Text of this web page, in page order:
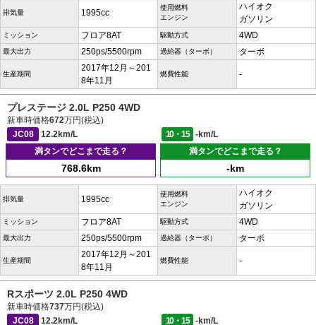
排気量 1995cc
使用燃料
エンジン
ハイオク
ガソリン
ミッション フロア8AT 駆動方式 4WD
最大出力 250ps/5500rpm 過給器（ターボ） ターボ
生産期間
2017年12月～201
8年11月
燃費性能 -
プレステージ 2.0L P250 4WD
新車時価格672万円(税込)
JC08
12.2km/L 10・15
-km/L
満タンでどこまで走る？
768.6km
満タンでどこまで走る？
-km
排気量 1995cc
使用燃料
エンジン
ハイオク
ガソリン
ミッション フロア8AT 駆動方式 4WD
最大出力 250ps/5500rpm 過給器（ターボ） ターボ
生産期間
2017年12月～201
8年11月
燃費性能 -
Rスポーツ 2.0L P250 4WD
新車時価格737万円(税込)
JC08
12.2km/L 10・15 -km/L